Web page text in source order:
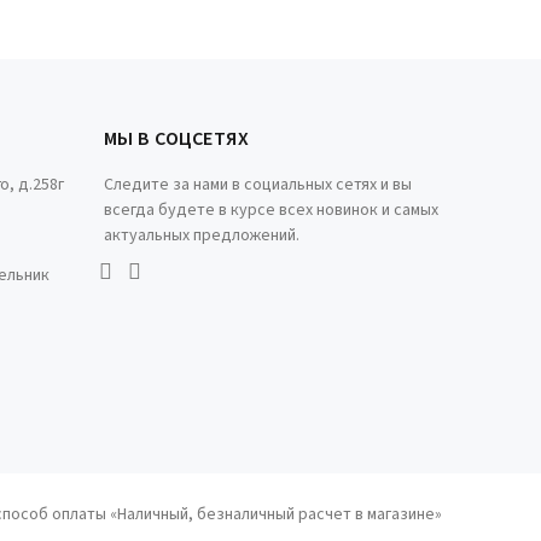
д.258г
МЫ В СОЦСЕТЯХ
Следите за нами в социальных сетях и вы
всегда будете в курсе всех новинок и самых
актуальных предложений.